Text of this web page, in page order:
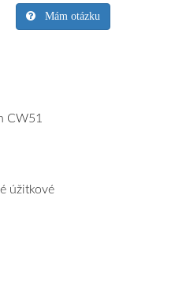
Mám otázku
CW51
úžitkové